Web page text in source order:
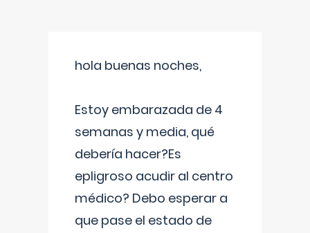
hola buenas noches,
Estoy embarazada de 4
semanas y media, qué
debería hacer?Es
epligroso acudir al centro
médico? Debo esperar a
que pase el estado de